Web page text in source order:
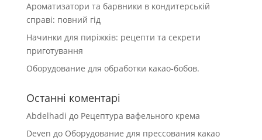
Ароматизатори та барвники в кондитерській
справі: повний гід
Начинки для пиріжків: рецепти та секрети
приготування
Оборудование для обработки какао-бобов.
Останні коментарі
Abdelhadi до Рецептура вафельного крема
Deven до Оборудование для прессования какао